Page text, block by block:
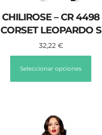
CHILIROSE – CR 4498
CORSET LEOPARDO S
32,22 €
Seleccionar opciones